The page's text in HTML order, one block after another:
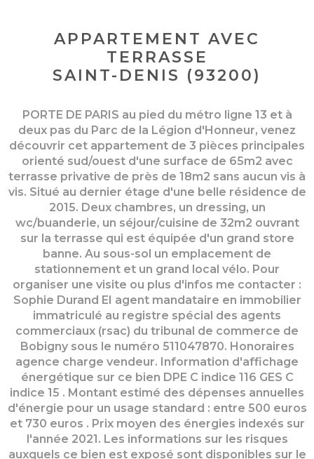
APPARTEMENT AVEC
TERRASSE
SAINT-DENIS (93200)
PORTE DE PARIS au pied du métro ligne 13 et à
deux pas du Parc de la Légion d'Honneur, venez
découvrir cet appartement de 3 pièces principales
orienté sud/ouest d'une surface de 65m2 avec
terrasse privative de près de 18m2 sans aucun vis à
vis. Situé au dernier étage d'une belle résidence de
2015. Deux chambres, un dressing, un
wc/buanderie, un séjour/cuisine de 32m2 ouvrant
sur la terrasse qui est équipée d'un grand store
banne. Au sous-sol un emplacement de
stationnement et un grand local vélo. Pour
organiser une visite ou plus d'infos me contacter :
Sophie Durand EI agent mandataire en immobilier
immatriculé au registre spécial des agents
commerciaux (rsac) du tribunal de commerce de
Bobigny sous le numéro 511047870. Honoraires
agence charge vendeur. Information d'affichage
énergétique sur ce bien DPE C indice 116 GES C
indice 15 . Montant estimé des dépenses annuelles
d'énergie pour un usage standard : entre 500 euros
et 730 euros . Prix moyen des énergies indexés sur
l'année 2021. Les informations sur les risques
auxquels ce bien est exposé sont disponibles sur le
RECHERCHER